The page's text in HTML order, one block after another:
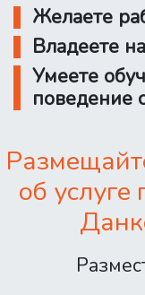
Желаете
Владеете
Умеете
поведение
об